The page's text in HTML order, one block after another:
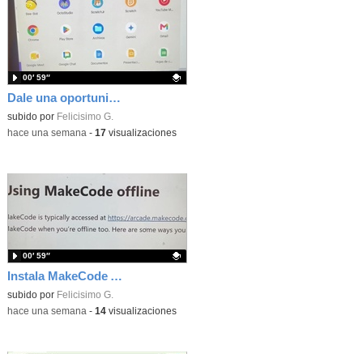
Dale una oportunidad a los Chromebooks y utiliza un proyector para realizar talleres si no tienes pantallas táctiles
Contenido educativo.
subido por Felicisimo G.
00′ 59″
-hace una semana - 17 visualizaciones
Instala MakeCode Arcade para trabajar offline en tu tablet, ordenador, Chromebook
Contenido educativo.
subido por Felicisimo G.
00′ 59″
-hace una semana - 14visualizaciones